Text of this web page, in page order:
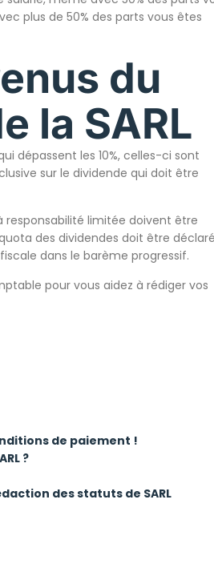
plus de 50% des parts vous êtes
du
la SARL
dépassent les 10%, celles-ci sont
sur le dividende qui doit être
responsabilité limitée doivent être
des dividendes doit être
dans le barème progressif.
pour vous aidez à rédiger vos
de paiement !
?
des statuts de SARL